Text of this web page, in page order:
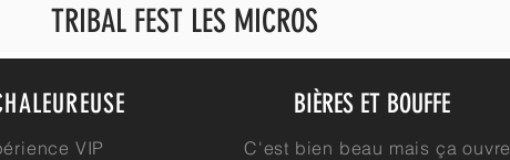
TRIBAL FEST LES MICROS
VIP
BIÈRES ET BOUFFE
C'est bien beau mais ça ouvre